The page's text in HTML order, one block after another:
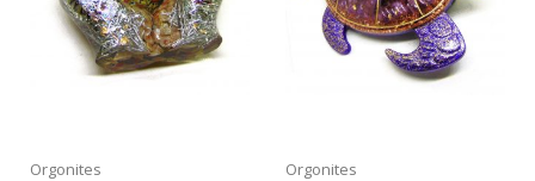
Orgonites Orgonites